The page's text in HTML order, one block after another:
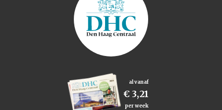
al vanaf
€ 3,21
per week